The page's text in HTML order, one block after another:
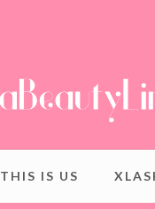
THIS IS US